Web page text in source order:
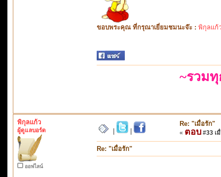
ขอบพระคุณ ที่กรุณาเยี่ยมชมนะจ๊ะ : พิกุลแก้
~รวม
พิกุลแก้ว
ผู้ดูแลบอร์ด
ออฟไลน์
Re: "เมื่อรัก"
« ตอบ #33 เ
Re: "เมื่อรัก"